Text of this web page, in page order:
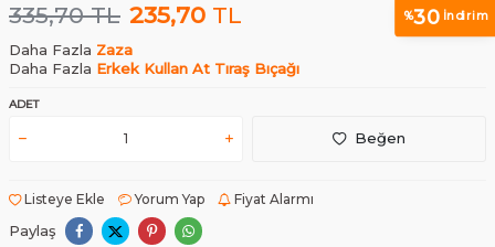
335,70TL 235,70 TL %30 İndirim
Daha Fazla Zaza
Daha Fazla Erkek Kullan At Tıraş Bıçağı
ADET
Beğen
Listeye Ekle Yorum Yap Fiyat Alarmı
Paylaş